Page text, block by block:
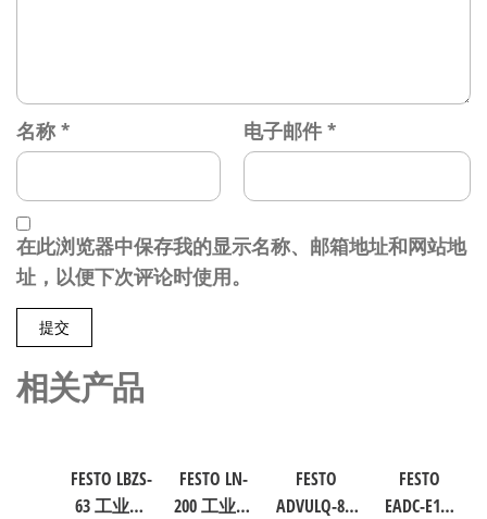
名称 * 电子邮件 *
在此浏览器中保存我的显示名称、邮箱地址和网站地
址，以便下次评论时使用。
相关产品
FESTO LBZS-
63 工业自
FESTO LN-
200 工业自
FESTO
ADVULQ-80-
FESTO
EADC-E16-